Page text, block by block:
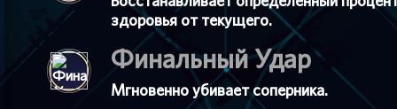
здоровья от текущего.
Финальный Удар
Мгновенно убивает соперника.